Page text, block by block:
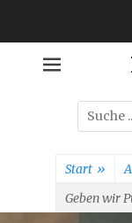
Suche
nach:
Start »
Geben wir